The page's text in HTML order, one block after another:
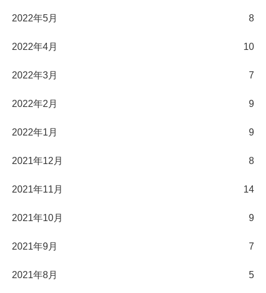
2022年5月 8
2022年4月 10
2022年3月 7
2022年2月 9
2022年1月 9
2021年12月 8
2021年11月 14
2021年10月 9
2021年9月 7
2021年8月 5